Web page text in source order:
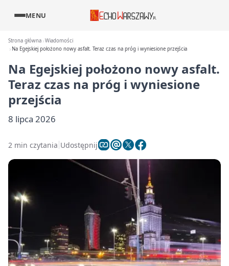
MENU
Strona główna Wiadomości
Na Egejskiej położono nowy asfalt. Teraz czas na próg i wyniesione przejścia
Na Egejskiej położono nowy asfalt.
Teraz czas na próg i wyniesione
przejścia
8 lipca 2026
2 min czytania Udostępnij